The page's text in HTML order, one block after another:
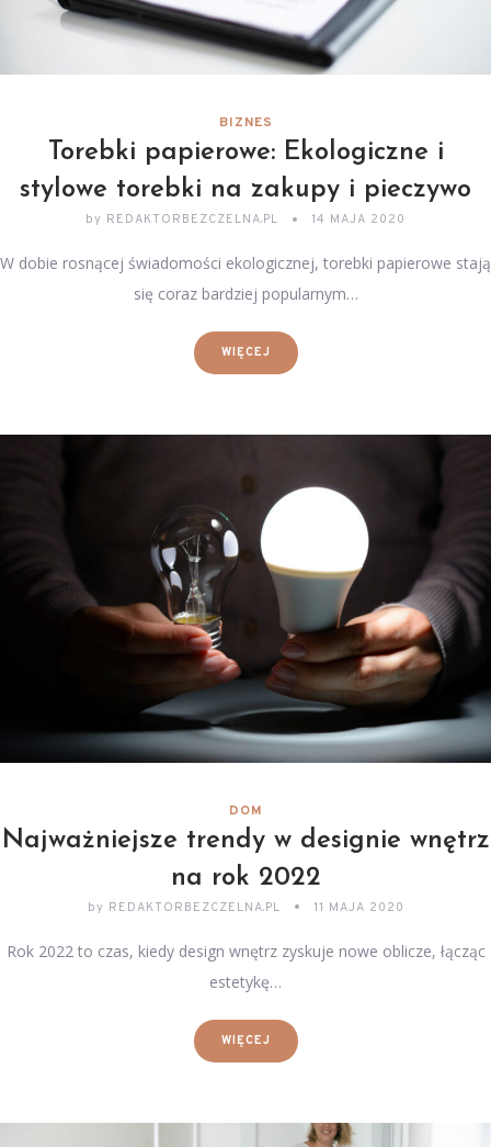
BIZNES
Torebki papierowe: Ekologiczne i
stylowe torebki na zakupy i pieczywo
by REDAKTORBEZCZELNA.PL 14 MAJA 2020
W dobie rosnącej świadomości ekologicznej, torebki papierowe stają
się coraz bardziej popularnym…
WIĘCEJ
DOM
Najważniejsze trendy w designie wnętrz
na rok 2022
by REDAKTORBEZCZELNA.PL 11 MAJA 2020
Rok 2022 to czas, kiedy design wnętrz zyskuje nowe oblicze, łącząc
estetykę…
WIĘCEJ